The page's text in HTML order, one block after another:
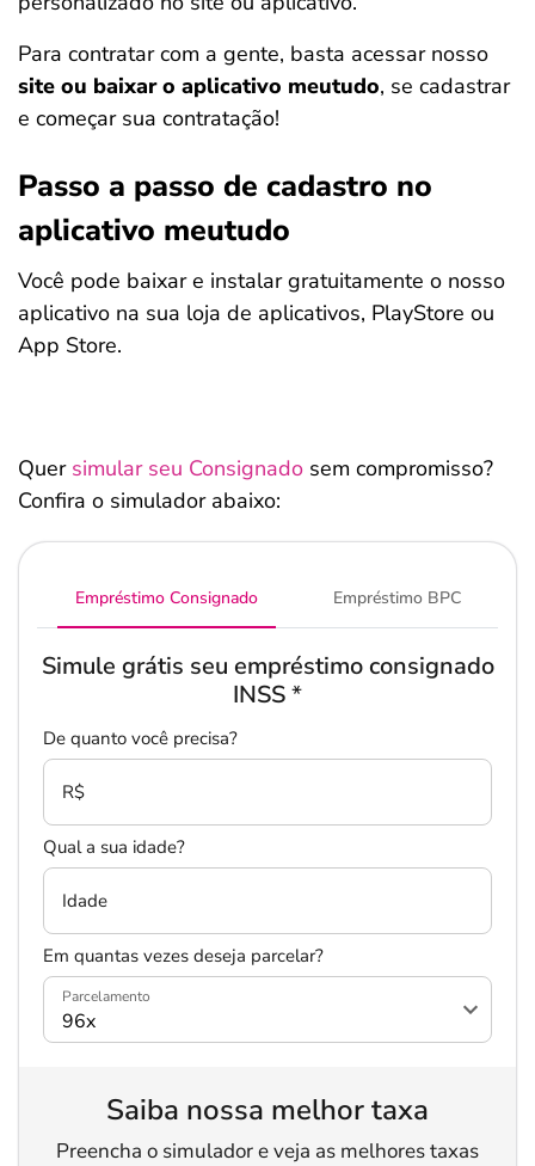
Para contratar com a gente, basta acessar nosso
site ou baixar o aplicativo meutudo, se cadastrar
e começar sua contratação!
Passo a passo de cadastro no
aplicativo meutudo
Você pode baixar e instalar gratuitamente o nosso
aplicativo na sua loja de aplicativos, PlayStore ou
App Store.
Quer simular seu Consignado sem compromisso?
Confira o simulador abaixo:
Empréstimo Consignado Empréstimo BPC
Simule grátis seu empréstimo consignado
INSS*
De quanto você precisa?
R$
Qual a sua idade?
Idade
Em quantas vezes deseja parcelar?
Parcelamento
Saiba nossa melhor taxa
Preencha o simulador e veja as melhores taxas